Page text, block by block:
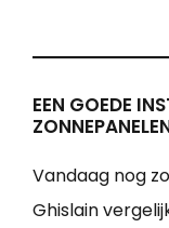
EEN GOEDE
Vandaag nog
Ghislain